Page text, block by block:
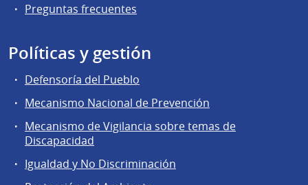
Preguntas frecuentes
Políticas y gestión
Defensoría del Pueblo
Mecanismo Nacional de Prevención
Mecanismo de Vigilancia sobre temas de
Discapacidad
Igualdad y No Discriminación